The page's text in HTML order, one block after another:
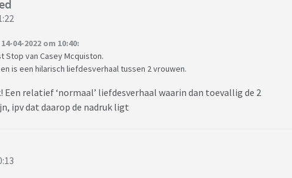
04-2022 om 10:40:
Stop van Casey Mcquiston.
is een hilarisch liefdesverhaal tussen 2 vrouwen.
Een relatief ‘normaal’ liefdesverhaal waarin dan toevallig de 2
ipv dat daarop de nadruk ligt